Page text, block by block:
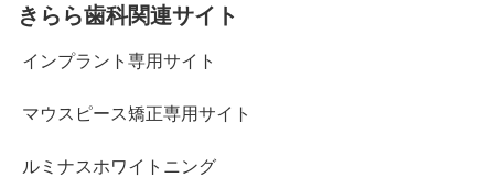
きらら歯科関連サイト
インプラント専用サイト
マウスピース矯正専用サイト
ルミナスホワイトニング